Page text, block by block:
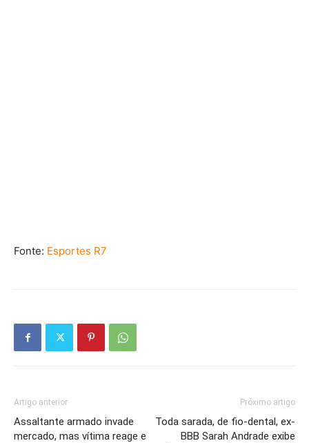
Fonte: Esportes R7
Artigo anterior
Assaltante armado invade
mercado, mas vítima reage e
Próximo artigo
Toda sarada, de fio-dental, ex-
BBB Sarah Andrade exibe